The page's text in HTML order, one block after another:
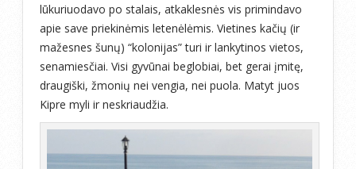
lūkuriuodavo po stalais, atkaklesnės vis primindavo
apie save priekinėmis letenėlėmis. Vietines kačių (ir
mažesnes šunų) “kolonijas” turi ir lankytinos vietos,
senamiesčiai. Visi gyvūnai beglobiai, bet gerai įmitę,
draugiški, žmonių nei vengia, nei puola. Matyt juos
Kipre myli ir neskriaudžia.